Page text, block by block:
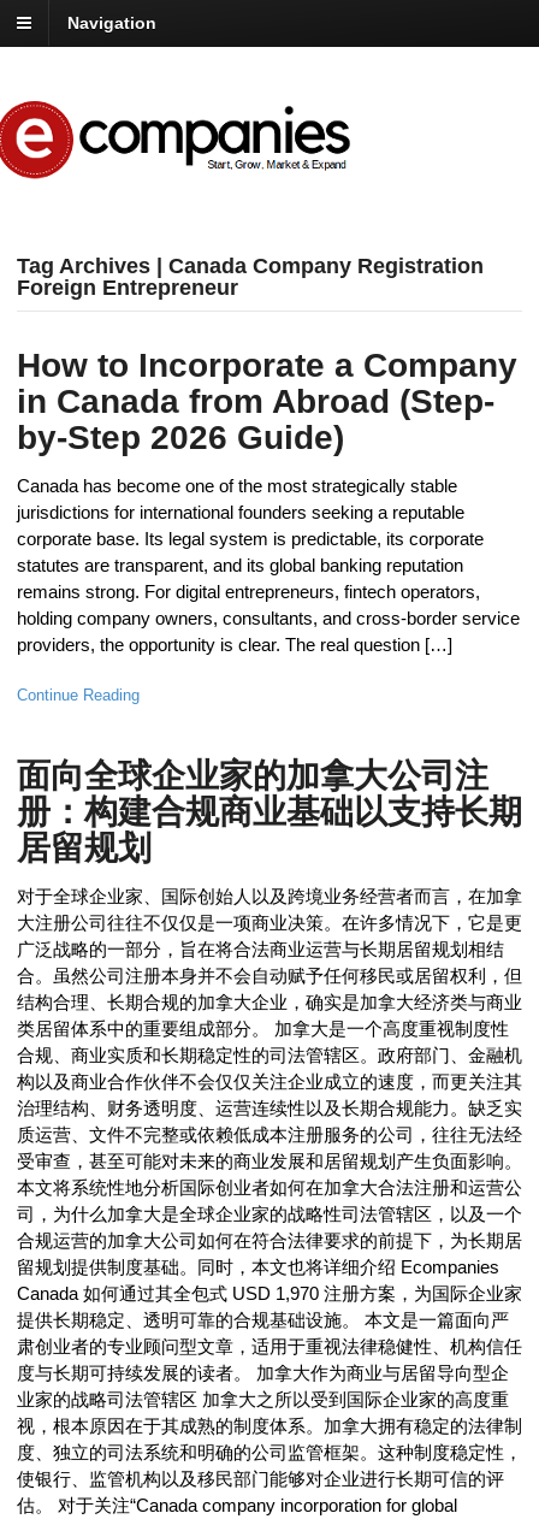
Navigation
Tag Archives | Canada Company Registration
Foreign Entrepreneur
How to Incorporate a Company
in Canada from Abroad (Step-
by-Step 2026 Guide)
Canada has become one of the most strategically stable
jurisdictions for international founders seeking a reputable
corporate base. Its legal system is predictable, its corporate
statutes are transparent, and its global banking reputation
remains strong. For digital entrepreneurs, fintech operators,
holding company owners, consultants, and cross-border service
providers, the opportunity is clear. The real question […]
Continue Reading
面向全球企业家的加拿大公司注
册：构建合规商业基础以支持长期
居留规划
对于全球企业家、国际创始人以及跨境业务经营者而言，在加拿
大注册公司往往不仅仅是一项商业决策。在许多情况下，它是更
广泛战略的一部分，旨在将合法商业运营与长期居留规划相结
合。虽然公司注册本身并不会自动赋予任何移民或居留权利，但
结构合理、长期合规的加拿大企业，确实是加拿大经济类与商业
类居留体系中的重要组成部分。 加拿大是一个高度重视制度性
合规、商业实质和长期稳定性的司法管辖区。政府部门、金融机
构以及商业合作伙伴不会仅仅关注企业成立的速度，而更关注其
治理结构、财务透明度、运营连续性以及长期合规能力。缺乏实
质运营、文件不完整或依赖低成本注册服务的公司，往往无法经
受审查，甚至可能对未来的商业发展和居留规划产生负面影响。
本文将系统性地分析国际创业者如何在加拿大合法注册和运营公
司，为什么加拿大是全球企业家的战略性司法管辖区，以及一个
合规运营的加拿大公司如何在符合法律要求的前提下，为长期居
留规划提供制度基础。同时，本文也将详细介绍 Ecompanies
Canada 如何通过其全包式 USD 1,970 注册方案，为国际企业家
提供长期稳定、透明可靠的合规基础设施。 本文是一篇面向严
肃创业者的专业顾问型文章，适用于重视法律稳健性、机构信任
度与长期可持续发展的读者。 加拿大作为商业与居留导向型企
业家的战略司法管辖区 加拿大之所以受到国际企业家的高度重
视，根本原因在于其成熟的制度体系。加拿大拥有稳定的法律制
度、独立的司法系统和明确的公司监管框架。这种制度稳定性，
使银行、监管机构以及移民部门能够对企业进行长期可信的评
估。 对于关注“Canada company incorporation for global